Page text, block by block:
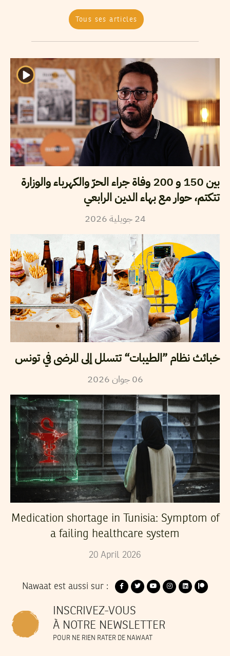
Tous ses articles
بين 150 و 200 وفاة جراء الحرّ والكهرباء والوزارة
تتكتم، حوار مع بهاء الدين الرابعي
24 جويلية2026
خبائث نظام ”الطيبات“ تتسلل إلى المرضى في تونس
06 جوان2026
Medication shortage in Tunisia: Symptom of
a failing healthcare system
20 April 2026
Nawaat est aussi sur :
INSCRIVEZ-VOUS
À NOTRE NEWSLETTER
POUR NE RIEN RATER DE NAWAAT